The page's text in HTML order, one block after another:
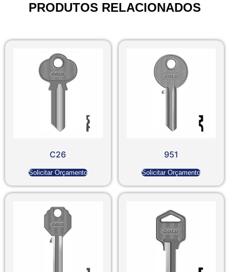
PRODUTOS RELACIONADOS
C26
Solicitar Orçamento
951
Solicitar Orçamento